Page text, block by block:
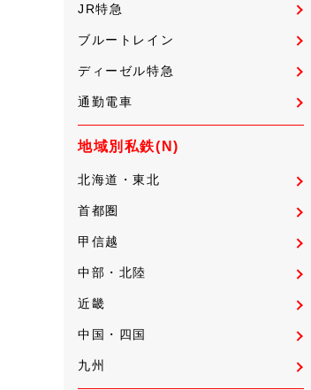
JR特急
ブルートレイン
ディーゼル特急
通勤電車
地域別私鉄(N)
北海道・東北
首都圏
甲信越
中部・北陸
近畿
中国・四国
九州